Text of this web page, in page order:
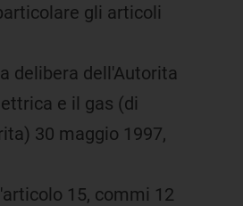
gli articoli
delibera dell'Autorita
e il gas (di
30 maggio 1997,
15, commi 12